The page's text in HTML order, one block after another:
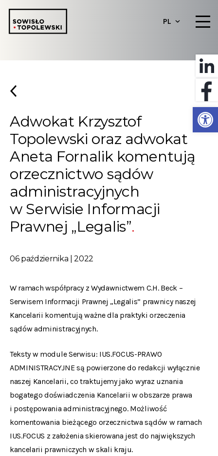
PL
Adwokat Krzysztof
Topolewski oraz adwokat
Aneta Fornalik komentują
orzecznictwo sądów
administracyjnych
w Serwisie Informacji
Prawnej „Legalis”
06 października | 2022
W ramach współpracy z Wydawnictwem C.H. Beck –
Serwisem Informacji Prawnej „Legalis” prawnicy naszej
Kancelarii komentują ważne dla praktyki orzeczenia
sądów administracyjnych.
Teksty w module Serwisu: IUS.FOCUS-PRAWO
ADMINISTRACYJNE są powierzone do redakcji wyłącznie
naszej Kancelarii, co traktujemy jako wyraz uznania
bogatego doświadczenia Kancelarii w obszarze prawa
i postępowania administracyjnego. Możliwość
komentowania bieżącego orzecznictwa sądów w ramach
IUS.FOCUS z założenia skierowana jest do największych
kancelarii prawniczych w skali kraju.